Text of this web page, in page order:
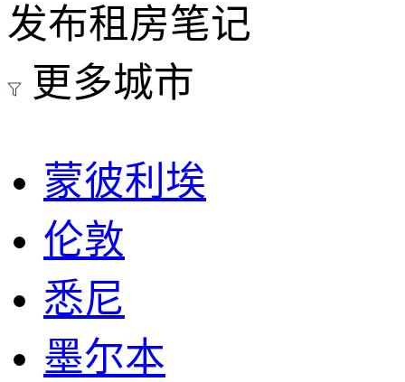
发布租房笔记
更多城市
蒙彼利埃
伦敦
悉尼
墨尔本